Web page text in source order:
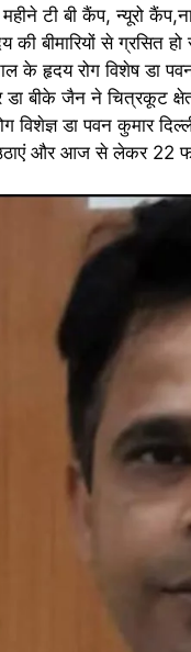
टी बी कैंप, न्यूरो
बीमारियों से ग्रसित हो
के हृदय रोग विशेष डा
डा बीके जैन ने चित्रकूट
विशेज्ञ डा पवन कुमार
और आज से लेकर 22